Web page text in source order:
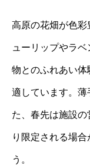
高原の花畑が色
ューリップやラ
物とのふれあい体
適しています。薄
た、春先は施設
り限定される場
う。